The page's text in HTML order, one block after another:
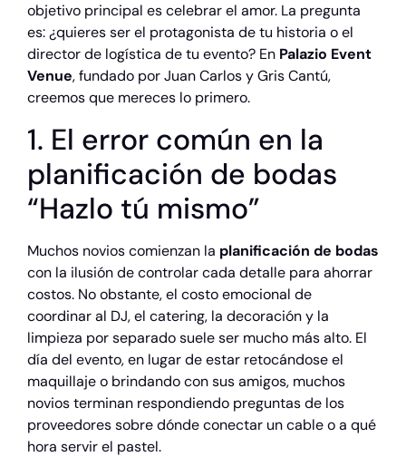
objetivo principal es celebrar el amor. La pregunta
es: ¿quieres ser el protagonista de tu historia o el
director de logística de tu evento? En Palazio Event
Venue, fundado por Juan Carlos y Gris Cantú,
creemos que mereces lo primero.
1. El error común en la
planificación de bodas
“Hazlo tú mismo”
Muchos novios comienzan la planificación de bodas
con la ilusión de controlar cada detalle para ahorrar
costos. No obstante, el costo emocional de
coordinar al DJ, el catering, la decoración y la
limpieza por separado suele ser mucho más alto. El
día del evento, en lugar de estar retocándose el
maquillaje o brindando con sus amigos, muchos
novios terminan respondiendo preguntas de los
proveedores sobre dónde conectar un cable o a qué
hora servir el pastel.